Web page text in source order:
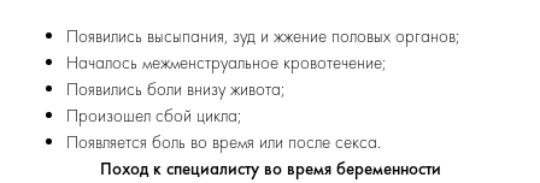
Появились высыпания, зуд и жжение половых органов;
Началось межменструальное кровотечение;
Появились боли внизу живота;
Произошел сбой цикла;
Появляется боль во время или после секса.
Поход к специалисту во время беременности